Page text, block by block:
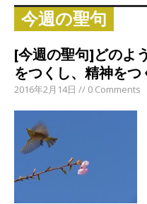
系）
[ヨナ③]ヨナの
[ヨナ②] ヨナ
[ヨナ⑤]裁きた
だと万物を通
今週の聖句
[今週の聖句]どのよ
をつくし、精神を
2016年2月14日 // 0 Comments